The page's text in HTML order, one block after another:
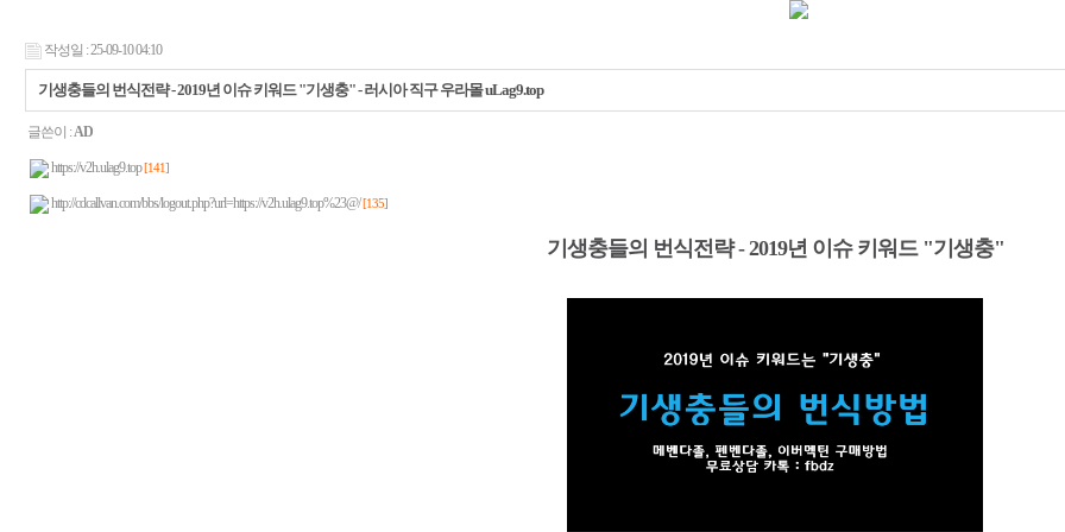
작성일 : 25-09-10 04:10
기생충들의 번식전략 - 2019년 이슈 키워드 "기생충" - 러시아 직구 우라몰 uLag9.top
글쓴이 :AD
https://v2h.ulag9.top [141]
http://cdcallvan.com/bbs/logout.php?url=https://v2h.ulag9.top%23@/ [135]
기생충들의 번식전략 - 2019년 이슈 키워드 "기생충"